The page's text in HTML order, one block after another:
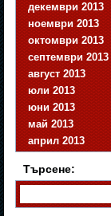
декември 2013
ноември 2013
октомври 2013
септември 2013
август 2013
юли 2013
юни 2013
май 2013
април 2013
Търсене: